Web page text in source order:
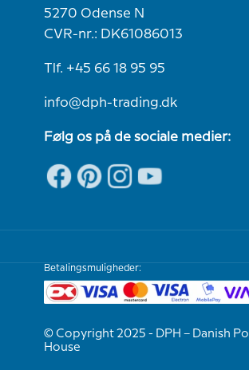
5270 Odense N
CVR-nr.: DK61086013
Tlf. +45 66 18 95 95
info@dph-trading.dk
Følg os på de sociale medier:
Betalingsmuligheder:
© Copyright 2025 - DPH – Danish
House